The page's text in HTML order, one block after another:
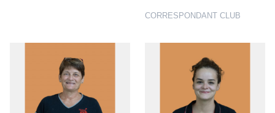
CORRESPONDANT CLUB